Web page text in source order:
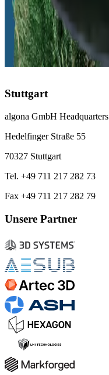
Linz: +43 732 277 277
Schweiz
Zürich: +41 43 508 69 96
Stuttgart
algona GmbH Headquarters
Hedelfinger Straße 55
70327 Stuttgart
Tel. +49 711 217 282 73
Fax +49 711 217 282 79
Unsere Partner